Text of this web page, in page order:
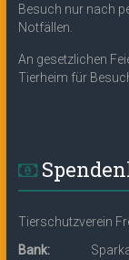
Besuch nur nach
Notfällen.
An gesetzlichen
Tierheim für
Tierschutzverein
Bank: